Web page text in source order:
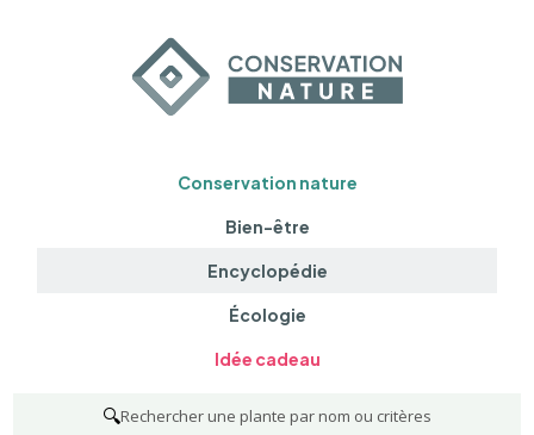
Conservation nature
Bien-être
Encyclopédie
Écologie
Idée cadeau
🔍Rechercher une plante par nom ou critères